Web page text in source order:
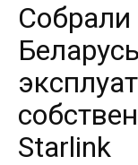
Собрали
Starlink